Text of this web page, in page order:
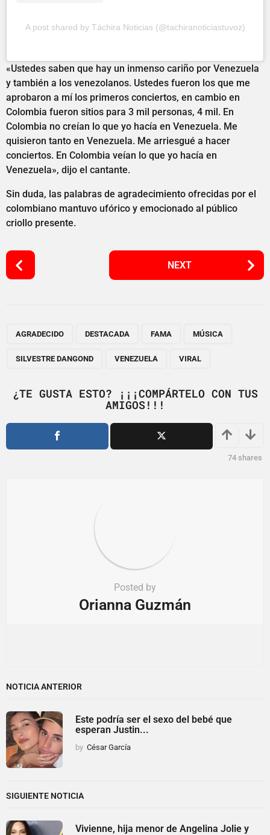
A post shared by Táchira Noticias (@tachiranoticiastuvoz)
«Ustedes saben que hay un inmenso cariño por Venezuela
y también a los venezolanos. Ustedes fueron los que me
aprobaron a mí los primeros conciertos, en cambio en
Colombia fueron sitios para 3 mil personas, 4 mil. En
Colombia no creían lo que yo hacía en Venezuela. Me
quisieron tanto en Venezuela. Me arriesgué a hacer
conciertos. En Colombia veían lo que yo hacía en
Venezuela», dijo el cantante.
Sin duda, las palabras de agradecimiento ofrecidas por el
colombiano mantuvo ufórico y emocionado al público
criollo presente.
P
o
i
o
NEXT
AGRADECIDO DESTACADA FAMA MÚSICA
SILVESTRE DANGOND VENEZUELA VIRAL
¿TE GUSTA ESTO? ¡¡¡COMPÁRTELO CON TUS
AMIGOS!!!
74 shares
Posted by
Orianna Guzmán
NOTICIA ANTERIOR
Este podría ser el sexo del bebé que
esperan Justin...
by César García
SIGUIENTE NOTICIA
Vivienne, hija menor de Angelina Jolie y